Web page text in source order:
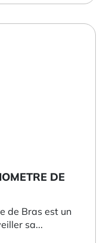
DE
de Bras est un
sa...